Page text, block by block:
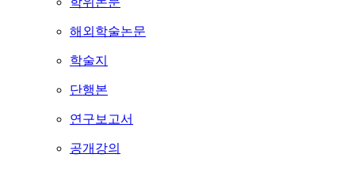
해외학술논문
학술지
단행본
연구보고서
공개강의